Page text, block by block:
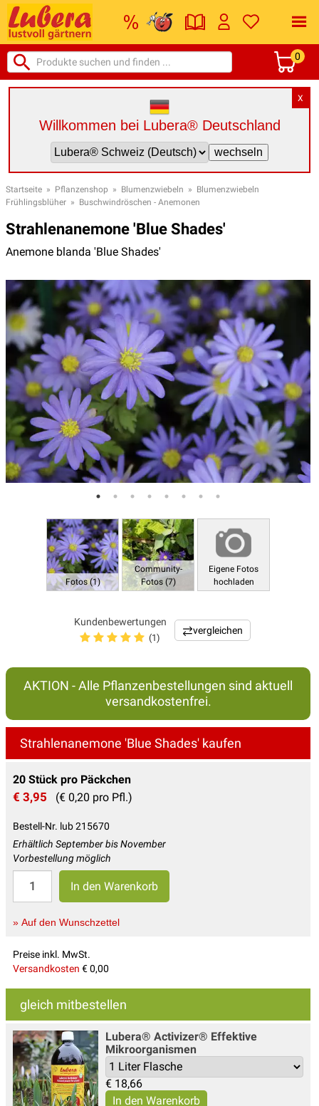
0
X
Willkommen bei Lubera® Deutschland
Startseite » Pflanzenshop » Blumenzwiebeln » Blumenzwiebeln
Frühlingsblüher » Buschwindröschen - Anemonen
Strahlenanemone 'Blue Shades'
Anemone blanda 'Blue Shades'
Fotos (1)
Community-
Fotos (7)
Eigene Fotos
hochladen
Kundenbewertungen
(1)
vergleichen
AKTION - Alle Pflanzenbestellungen sind aktuell
versandkostenfrei.
Strahlenanemone 'Blue Shades' kaufen
20 Stück pro Päckchen
€ 3,95 (€ 0,20 pro Pfl.)
Bestell-Nr. lub 215670
Erhältlich September bis November
Vorbestellung möglich
» Auf den Wunschzettel
Preise inkl. MwSt.
Versandkosten € 0,00
gleich mitbestellen
Lubera® Activizer® Effektive
Mikroorganismen
€ 18,66